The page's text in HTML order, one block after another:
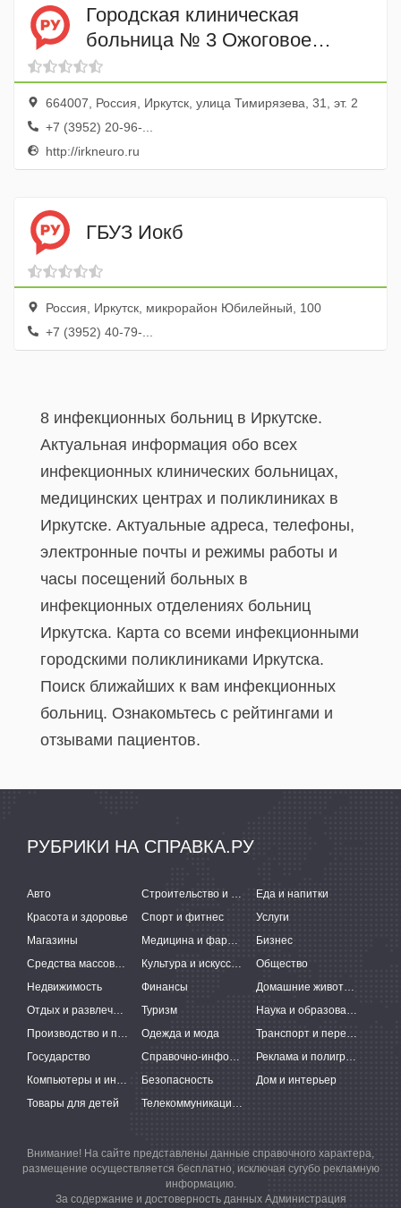
Городская клиническая
больница № 3 Ожоговое
отделение
664007, Россия, Иркутск, улица Тимирязева, 31, эт. 2
+7 (3952) 20-96-...
http://irkneuro.ru
ГБУЗ Иокб
Россия, Иркутск, микрорайон Юбилейный, 100
+7 (3952) 40-79-...
8 инфекционных больниц в Иркутске.
Актуальная информация обо всех
инфекционных клинических больницах,
медицинских центрах и поликлиниках в
Иркутске. Актуальные адреса, телефоны,
электронные почты и режимы работы и
часы посещений больных в
инфекционных отделениях больниц
Иркутска. Карта со всеми инфекционными
городскими поликлиниками Иркутска.
Поиск ближайших к вам инфекционных
больниц. Ознакомьтесь с рейтингами и
отзывами пациентов.
РУБРИКИ НА СПРАВКА.РУ
Авто Строительство и ремонт
Еда и напитки
Красота и здоровье
Спорт и фитнес
Услуги
Магазины
Медицина и фармацевтика
Бизнес
Средства массовой информации
Культура и искусство
Общество
Недвижимость
Финансы
Домашние животные
Отдых и развлечения
Туризм
Наука и образование
Производство и поставки
Одежда и мода
Транспорт и перевозки
Государство
Справочно-информационные системы
Реклама и полиграфия
Компьютеры и интернет
Безопасность
Дом и интерьер
Товары для детей
Телекоммуникации и связь
Внимание! На сайте представлены данные справочного характера,
размещение осуществляется бесплатно, исключая сугубо рекламную
информацию.
За содержание и достоверность данных Администрация